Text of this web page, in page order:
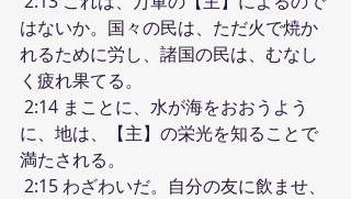
はないか。国々の民は、ただ火で焼か
れるために労し、諸国の民は、むなし
く疲れ果てる。
に、地は、【主】の栄光を知ることで
満たされる。